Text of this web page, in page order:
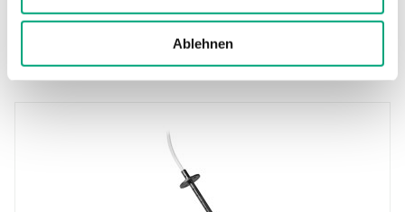
Ablehnen
Sensorelement